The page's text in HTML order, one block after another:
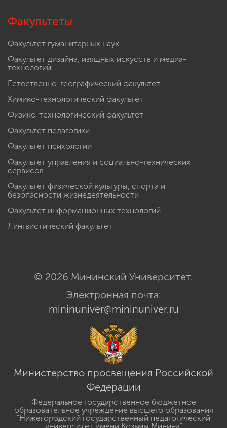
Факультеты
Факультет гуманитарных наук
Факультет дизайна, изящных искусств и медиа-
технологий
Естественно-географический факультет
Химико-технологический факультет
Физико-технологический факультет
Факультет педагогики
Факультет психологии
Факультет управления и социально-технических
сервисов
Факультет физической культуры, спорта и
безопасности жизнедеятельности
Факультет информационных технологий
Лингвистический факультет
© 2026 Мининский Университет.
Электронная почта:
mininuniver@mininuniver.ru
Министерство просвещения Российской
Федерации
Федеральное государственное бюджетное
образовательное учреждение высшего образования
"Нижегородский государственный педагогический
университет имени Козьмы Минина"